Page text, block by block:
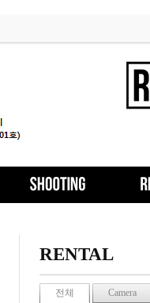
RENTAL
전체 Camera